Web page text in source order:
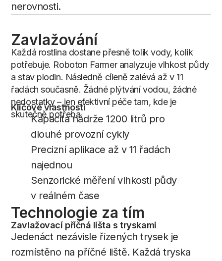
nerovnosti.
Zavlažování
Každá rostlina dostane přesně tolik vody, kolik
potřebuje. Roboton Farmer analyzuje vlhkost půdy
a stav plodin. Následně cíleně zalévá až v 11
řadách současně. Žádné plýtvání vodou, žádné
nedostatky – jen efektivní péče tam, kde je
skutečně potřeba.
Klíčové vlastnosti
Kapacita nádrže 1200 litrů pro
dlouhé provozní cykly
Precizní aplikace až v 11 řadách
najednou
Senzorické měření vlhkosti půdy
v reálném čase
Technologie za tím
Zavlažovací příčná lišta s tryskami
Jedenáct nezávisle řízených trysek je
rozmístěno na příčné liště. Každá tryska